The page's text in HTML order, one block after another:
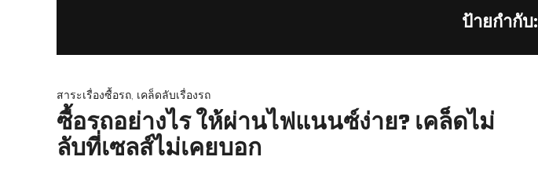
ป้ายกำกับ:
สาระเรื่องซื้อรถ, เคล็ดลับเรื่องรถ
ซื้อรถอย่างไร ให้ผ่านไฟแนนซ์ง่าย? เคล็ดไม่
ลับที่เซลส์ไม่เคยบอก